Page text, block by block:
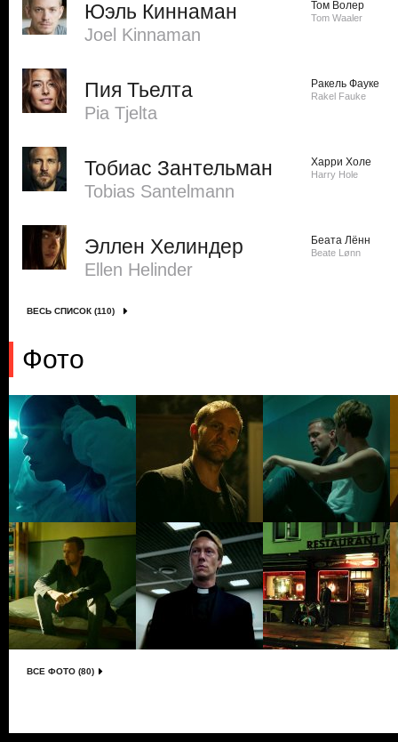
Юэль Киннаман
Joel Kinnaman
Том Волер
Tom Waaler
Пия Тьелта
Pia Tjelta
Ракель Фауке
Rakel Fauke
Тобиас Зантельман
Tobias Santelmann
Харри Холе
Harry Hole
Эллен Хелиндер
Ellen Helinder
Беата Лённ
Beate Lønn
ВЕСЬ СПИСОК (110)
Фото
ВСЕ ФОТО (80)